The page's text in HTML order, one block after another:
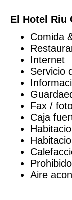
El Hotel Riu
Comida
Internet
Servicio
Fax /
Caja
Aire